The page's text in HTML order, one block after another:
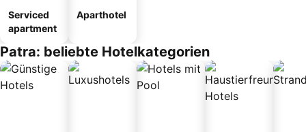
Serviced
apartment
Aparthotel
Patra: beliebte Hotelkategorien